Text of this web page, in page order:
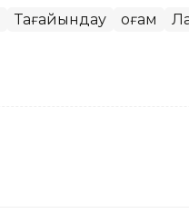
Тағайындау Қоғам